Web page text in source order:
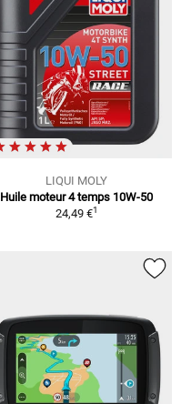
LIQUI MOLY
Huile moteur 4 temps 10W-50
24,49 €1